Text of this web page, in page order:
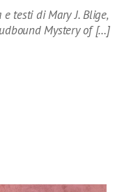
testi di Mary J. Blige,
Mystery of […]